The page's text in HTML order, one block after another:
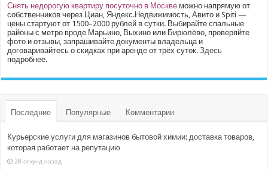
Снять недорогую квартиру посуточно в Москве можно напрямую от
собственников через Циан, Яндекс.Недвижимость, Авито и Spiti —
цены стартуют от 1500–2000 рублей в сутки. Выбирайте спальные
районы с метро вроде Марьино, Выхино или Бирюлёво, проверяйте
фото и отзывы, запрашивайте документы владельца и
договаривайтесь о скидках при аренде от трёх суток.Здесь
подробнее.
Последние Популярные Комментарии
Курьерские услуги для магазинов бытовой химии: доставка товаров,
которая работает на репутацию
28 секунд назад